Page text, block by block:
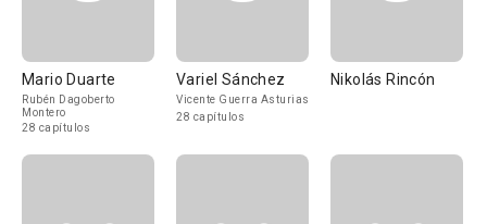
Mario Duarte
Rubén Dagoberto
Montero
28 capítulos
Variel Sánchez
Vicente Guerra Asturias
28 capítulos
Nikolás Rincón